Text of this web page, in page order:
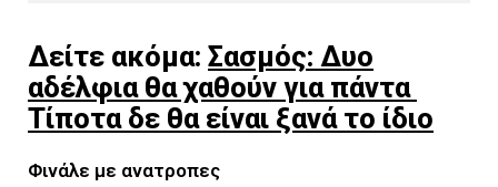
Δείτε ακόμα: Σασμός: Δυο
αδέλφια θα χαθούν για πάντα
Τίποτα δε θα είναι ξανά το ίδιο
Φινάλε με ανατροπες